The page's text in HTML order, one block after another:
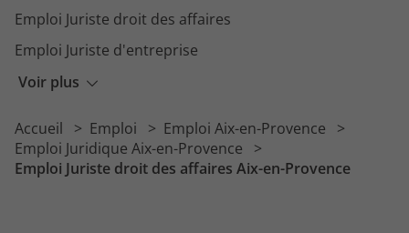
Voir plus
Emploi Juriste droit des affaires
Emploi Juriste d'entreprise
Emploi Greffier
Emploi Mandataire judiciaire
Accueil Emploi
Emploi Aix-en-Provence
Emploi Juridique Aix-en-Provence
Emploi Juriste droit des affaires Aix-en-Provence